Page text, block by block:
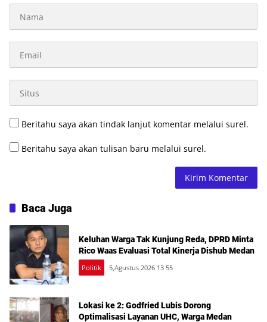
Beritahu saya akan tindak lanjut komentar melalui surel.
Beritahu saya akan tulisan baru melalui surel.
Baca Juga
Keluhan Warga Tak Kunjung Reda, DPRD Minta
Rico Waas Evaluasi Total Kinerja Dishub Medan
Politik 5,Agustus 2026 13 55
Lokasi ke 2: Godfried Lubis Dorong
Optimalisasi Layanan UHC, Warga Medan